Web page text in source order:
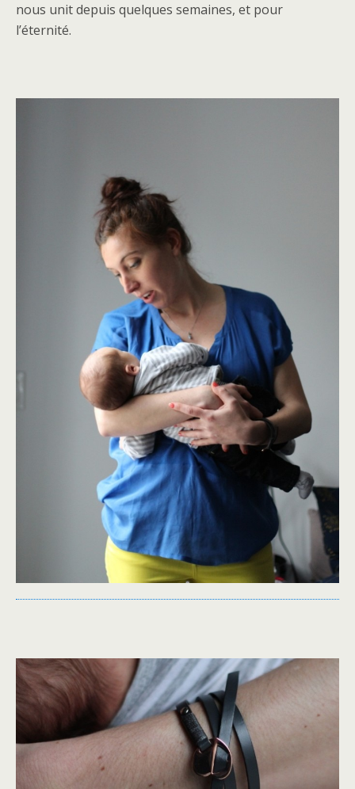
nous unit depuis quelques semaines, et pour
l’éternité.